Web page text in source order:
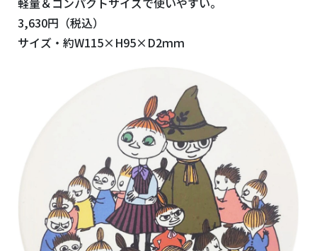
3,630円（税込）
サイズ・約W115×H95×D2ｍｍ